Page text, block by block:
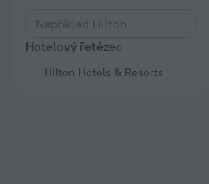
Hotelový řetězec
Hilton Hotels & Resorts